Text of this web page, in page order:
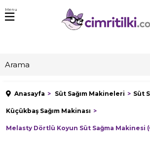
Menu
Anasayfa Süt Sağım Makineleri Süt
Küçükbaş Sağım Makinası
Melasty Dörtlü Koyun Süt Sağma Makinesi